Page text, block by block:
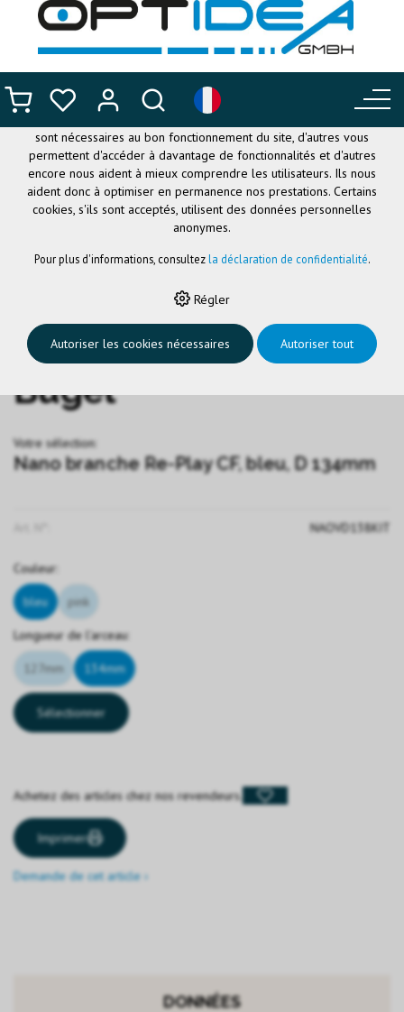
NanoCF Re-Play
Bügel
Votre sélection:
Nano branche Re-Play CF, bleu, D 134mm
NAOVD138KIT
Couleur:
bleu pink
Longueur de l'arceau:
127mm 134mm
Sélectionner
Achetez des articles chez nos revendeurs.
Imprimer
Demande de cet article ›
DONNÉES
CE SITE UTILISE DES COOKIES
Nous utilisons différents cookies sur notre site web : certains
sont nécessaires au bon fonctionnement du site, d'autres vous
permettent d'accéder à davantage de fonctionnalités et d'autres
encore nous aident à mieux comprendre les utilisateurs. Ils nous
aident donc à optimiser en permanence nos prestations. Certains
cookies, s'ils sont acceptés, utilisent des données personnelles
anonymes.
Pour plus d'informations, consultezla déclaration de confidentialité.
Régler
Autoriser les cookies nécessaires Autoriser tout